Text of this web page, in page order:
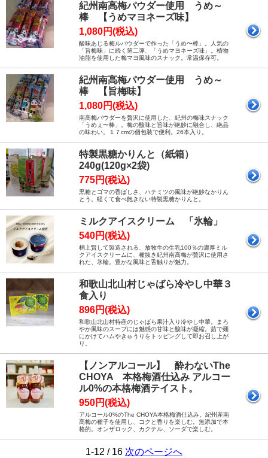
紀州南高梅パウダー使用 うめ～
棒 【うめマヨネーズ味】
1,080円(税込)
酸味あじる梅ルパウダーで作った「うめ〜棒」。人気の
「旨梅味」に続く第二弾、「うめマヨネーズ味」。植物
油脂を使用した梅マヨ風味のスナック。常温保存可。
紀州南高梅パウダー使用 うめ～
棒 【旨梅味】
1,080円(税込)
南高梅パウダーを贅沢に使用した、紀州の梅味スナック
「うめぇ〜棒」。梅の酸味と旨味が絶妙に融合し、絶品
の味わい。１７cmの個包装で便利。26本入り。
特製黒糖かりんと（紙箱）
240g(120g×2袋)
775円(税込)
黒糖とゴマの香ばしさ、ハチミツの風味が絶妙なかりん
とう。軽くて食べ飽きない特製黒糖かりんと。
ミルクアイスクリーム 「氷輪」
540円(税込)
梢上賢して製造される、放牧牛の生乳100％の濃厚ミル
クアイスクリームに、種抜き紀州南高梅が贅沢に使用さ
れた、氷輪。豊かな風味と舌触りが魅力。
和歌山北山村じゃばら冷やし中華３
食入り
896円(税込)
和歌山北山村特産のじゃばら果汁入り冷やし中華。まろ
やか風味のスープには魅惑の甘味と酸味が凝縮。茹で麺
にかけてハムやきゅうりをトッピングして即お召し上が
り。
【ノンアルコール】 酔わないThe
CHOYA 本格梅酒仕込み アルコー
ル0%の本格梅酒テイスト。
950円(税込)
アルコール0%のThe CHOYA本格梅酒仕込み。紀州産南
高梅の種子を使用し、コクと香りを楽しむ。無添加で本
格的。オンザロック、カクテル、ソーダで楽しむ。
1-12 / 16 次のページへ